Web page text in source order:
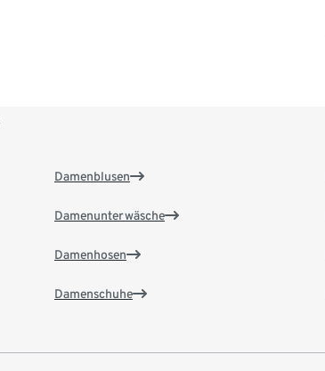
Damenblusen
Damenunterwäsche
Damenhosen
Damenschuhe